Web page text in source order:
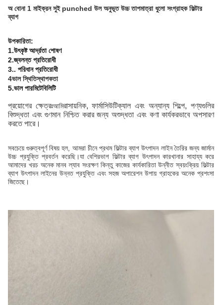
অ বোনা 1 মাইক্রন সুই punched উল অনুভূত উচ্চ তাপমাত্রা ধুলো সংগ্রাহক ফিল্টার
ব্যাগ
উপকারিতা:
1.উৎকৃষ্ট আর্দ্রতা শোষণ
2.জ্বলন্ত প্রতিরোধী
3.. পরিধান প্রতিরোধী
4ভাল স্থিতিস্থাপকতা
5.ভাল পারমিটেবিলিটি
প্রয়োগের ক্ষেত্রঃআমিরাসায়নিক, ফার্মাসিউটিক্যাল এবং অন্যান্য শিল্পে, পণ্যগুলির
বিশুদ্ধতা এবং গুণমান নিশ্চিত করার জন্য অশুদ্ধতা এবং কণা কার্যকরভাবে অপসারণ
করতে পারে।
সবচেয়ে গুরুত্বপূর্ণ বিষয় হল, আমরা চীনে প্রথম ফিল্টার ব্যাগ উৎপাদন লাইন তৈরির জন্য জার্মান
উচ্চ প্রযুক্তি প্রবর্তন করেছি।যা বেশিরভাগ ফিল্টার ব্যাগ উৎপাদন কারখানার সাহায্য করে
আমাদের খরচ অনেক মানব ল্যাব সংরক্ষণ কিন্তু কাজের কার্যকারিতা উন্নীত স্বয়ংক্রিয় ফিল্টার
ব্যাগ উৎপাদন লাইনের উন্নত প্রযুক্তি এবং সহজ অপারেশন উপায় গ্রাহকের অনেক প্রশংসা
জিতেছে।